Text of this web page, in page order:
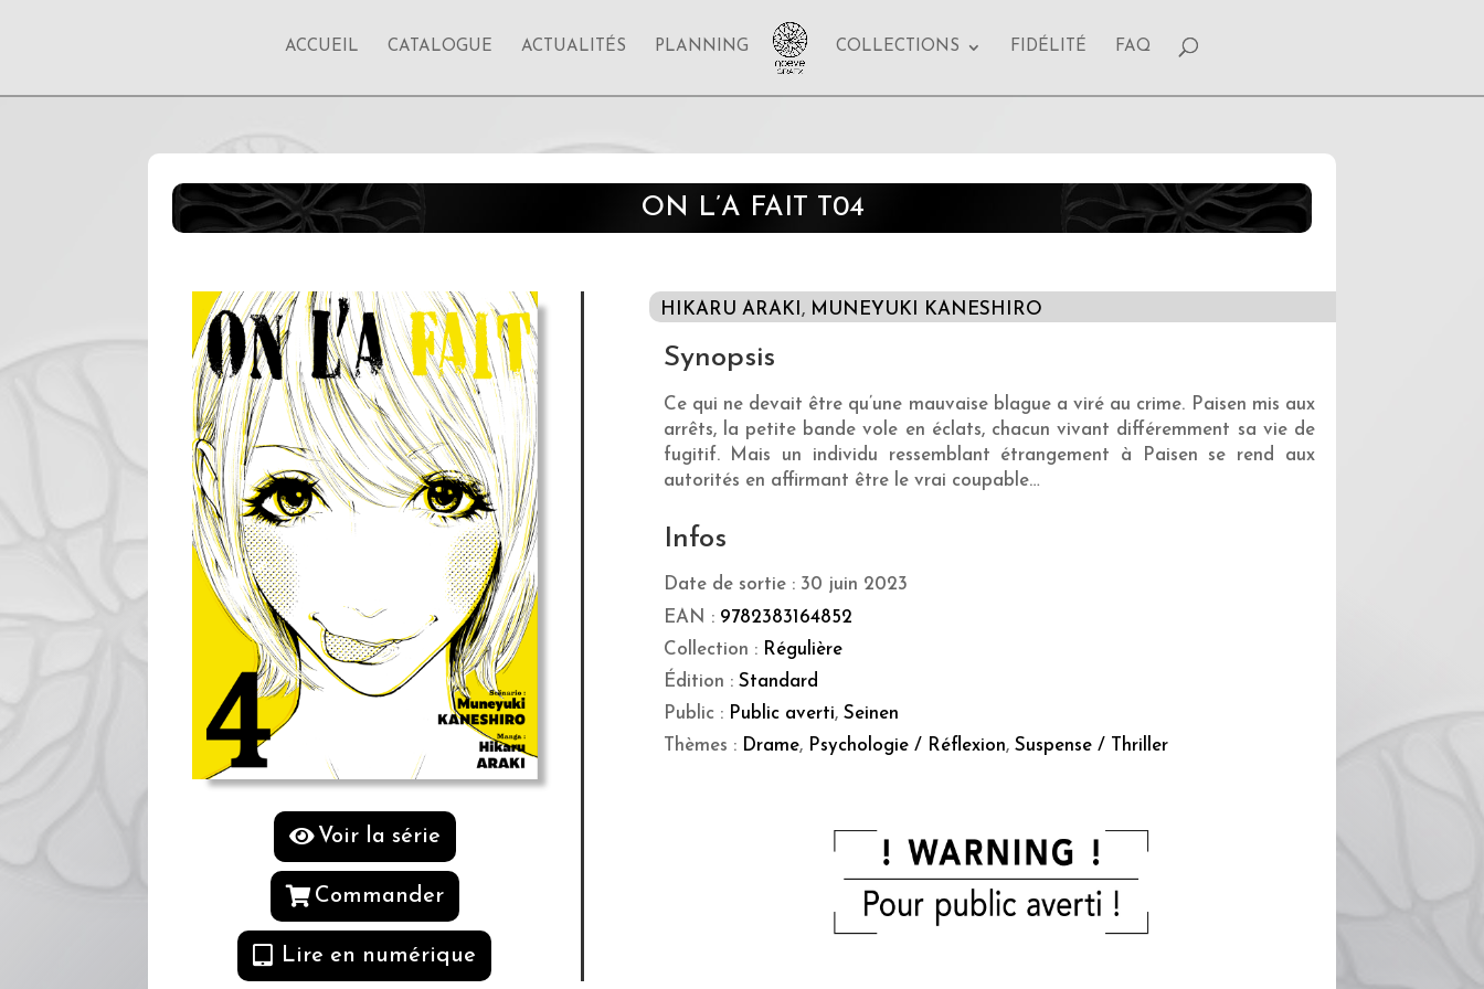
ACCUEIL CATALOGUE ACTUALITÉS PLANNING COLLECTIONS FIDÉLITÉ FAQ
ON L’A FAIT T04
Voir la série
Commander
Lire en numérique
HIKARU ARAKI, MUNEYUKI KANESHIRO
Synopsis
Ce qui ne devait être qu’une mauvaise blague a viré au crime. Paisen mis aux
arrêts, la petite bande vole en éclats, chacun vivant différemment sa vie de
fugitif. Mais un individu ressemblant étrangement à Paisen se rend aux
autorités en affirmant être le vrai coupable…
Infos
Date de sortie : 30 juin 2023
EAN : 9782383164852
Collection : Régulière
Édition : Standard
Public : Public averti, Seinen
Thèmes : Drame, Psychologie / Réflexion, Suspense / Thriller